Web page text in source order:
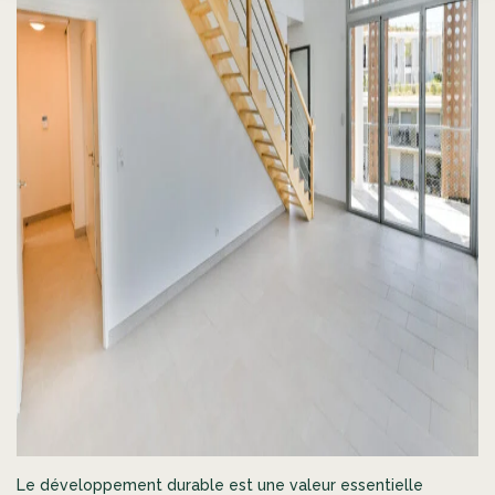
Le développement durable est une valeur essentielle